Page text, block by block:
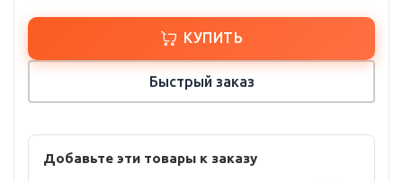
КУПИТЬ
Быстрый заказ
Добавьте эти товары к заказу